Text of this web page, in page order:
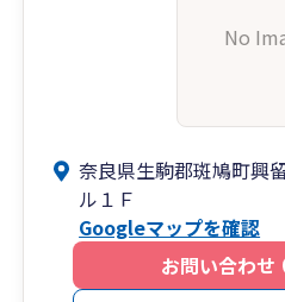
No
奈良県生駒郡斑鳩町興
ル１Ｆ
Googleマップを確認
お問い合わせ